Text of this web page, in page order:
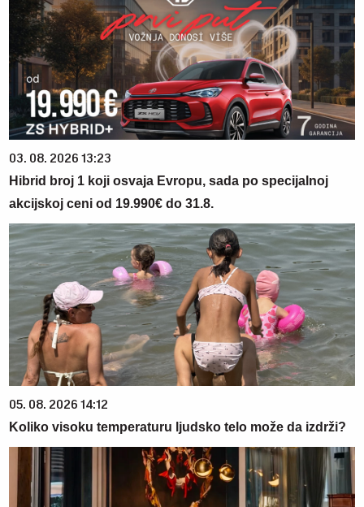
03. 08. 2026 13:23
Hibrid broj 1 koji osvaja Evropu, sada po specijalnoj
akcijskoj ceni od 19.990€ do 31.8.
05. 08. 2026 14:12
Koliko visoku temperaturu ljudsko telo može da izdrži?